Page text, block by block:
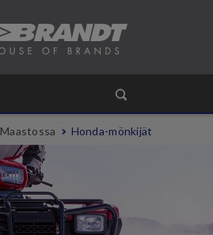
Maastossa Honda-mönkijät